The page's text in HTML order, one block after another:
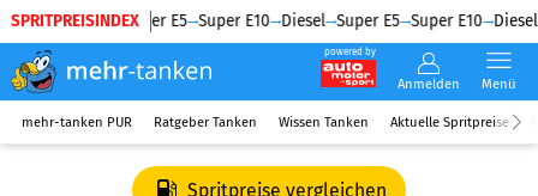
SPRITPREISINDEX
Diesel Super E5 Super E10 Diesel Super E5 Super E10 Diesel
powered by
Anmelden Menü
mehr-tanken PUR Ratgeber Tanken Wissen Tanken Aktuelle Spritpreise
Spritpreise vergleichen